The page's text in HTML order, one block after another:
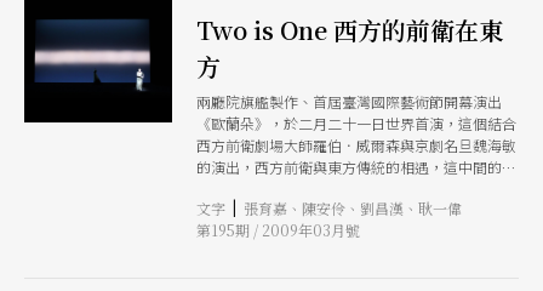
Two is One 西方的前衛在東
方
兩廳院旗艦製作、首屆臺灣國際藝術節開幕演出
《歐蘭朵》，於二月二十一日世界首演，這個結合
西方前衛劇場大師羅伯．威爾森與京劇名旦魏海敏
的演出，西方前衛與東方傳統的相遇，這中間的碰
二月十七日中文戲曲版《歐蘭朵》舉行第一次的彩
排，兩廳院邀請多位藝文界蒞臨觀賞，次日並邀請
文字 | 張育嘉、陳安伶、劉昌漢、耿一偉
第195期 / 2009年03月號